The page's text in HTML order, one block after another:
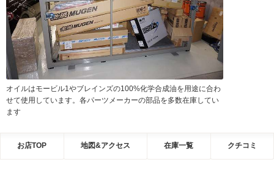
オイルはモービル1やブレインズの100%化学合成油を用途に合わ
せて使用しています。各パーツメーカーの部品を多数在庫してい
ます
お店TOP 地図&アクセス 在庫一覧 クチコミ